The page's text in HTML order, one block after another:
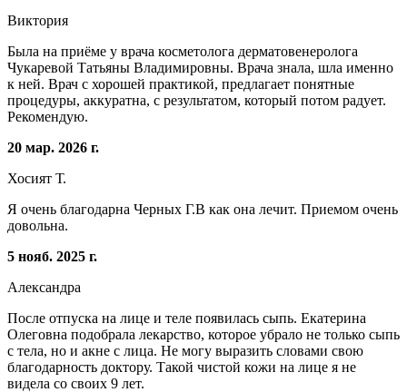
Виктория
Была на приёме у врача косметолога дерматовенеролога
Чукаревой Татьяны Владимировны. Врача знала, шла именно
к ней. Врач с хорошей практикой, предлагает понятные
процедуры, аккуратна, с результатом, который потом радует.
Рекомендую.
20 мар. 2026 г.
Хосият Т.
Я очень благодарна Черных Г.В как она лечит. Приемом очень
довольна.
5 нояб. 2025 г.
Александра
После отпуска на лице и теле появилась сыпь. Екатерина
Олеговна подобрала лекарство, которое убрало не только сыпь
с тела, но и акне с лица. Не могу выразить словами свою
благодарность доктору. Такой чистой кожи на лице я не
видела со своих 9 лет.